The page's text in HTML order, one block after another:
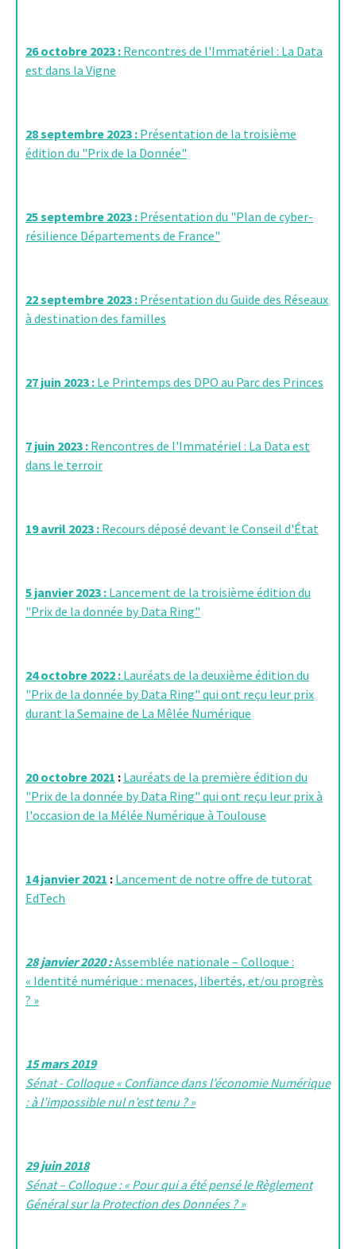
26 octobre 2023 : Rencontres de l'Immatériel : La Data
est dans la Vigne
28 septembre 2023 : Présentation de la troisième
édition du "Prix de la Donnée"
25 septembre 2023 : Présentation du "Plan de cyber-
résilience Départements de France"
22 septembre 2023 : Présentation du Guide des Réseaux
à destination des familles
27 juin 2023 : Le Printemps des DPO au Parc des Princes
7 juin 2023 : Rencontres de l'Immatériel : La Data est
dans le terroir
19 avril 2023 : Recours déposé devant le Conseil d'État
5 janvier 2023 : Lancement de la troisième édition du
"Prix de la donnée by Data Ring"
24 octobre 2022 : Lauréats de la deuxième édition du
"Prix de la donnée by Data Ring" qui ont reçu leur prix
durant la Semaine de La Mêlée Numérique
20 octobre 2021 : Lauréats de la première édition du
"Prix de la donnée by Data Ring" qui ont reçu leur prix à
l'occasion de la Mélée Numérique à Toulouse
14 janvier 2021 : Lancement de notre offre de tutorat
EdTech
28 janvier 2020 :Assemblée nationale – Colloque :
« Identité numérique : menaces, libertés, et/ou progrès
? »
15 mars 2019
Sénat - Colloque « Confiance dans l’économie Numérique
: à l’impossible nul n’est tenu ? »
29 juin 2018
Sénat – Colloque : « Pour qui a été pensé le Règlement
Général sur la Protection des Données ? »